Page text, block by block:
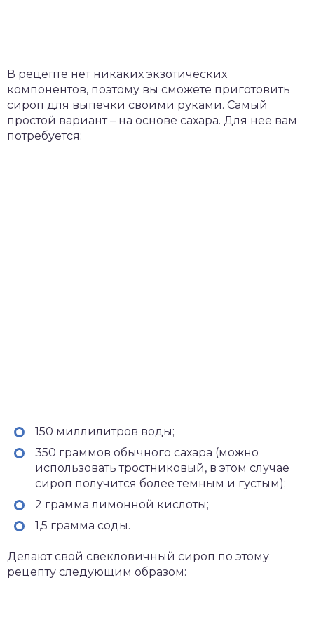
В рецепте нет никаких экзотических
компонентов, поэтому вы сможете приготовить
сироп для выпечки своими руками. Самый
простой вариант – на основе сахара. Для нее вам
потребуется:
150 миллилитров воды;
350 граммов обычного сахара (можно
использовать тростниковый, в этом случае
сироп получится более темным и густым);
2 грамма лимонной кислоты;
1,5 грамма соды.
Делают свой свекловичный сироп по этому
рецепту следующим образом: